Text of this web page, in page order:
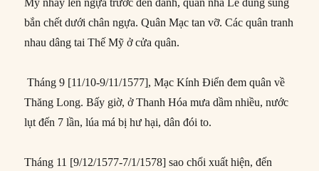
Mỹ nhảy lên ngựa trước đến đánh, quân nhà Lê dùng súng
bắn chết dưới chân ngựa. Quân Mạc tan vỡ. Các quân tranh
nhau dâng tai Thế Mỹ ở cửa quân.
Tháng 9 [11/10-9/11/1577], Mạc Kính Điển đem quân về
Thăng Long. Bấy giờ, ở Thanh Hóa mưa dầm nhiều, nước
lụt đến 7 lần, lúa má bị hư hại, dân đói to.
Tháng 11 [9/12/1577-7/1/1578] sao chổi xuất hiện, đến